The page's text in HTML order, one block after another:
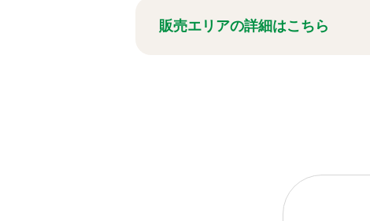
販売エリアの詳細はこちら